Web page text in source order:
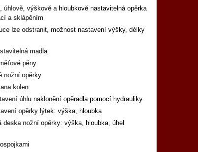
úhlově, výškově a hloubkově nastavitelná opěrka
a sklápěním
lze odstranit, možnost nastavení výšky, délky
madla
pěny
nožní opěrky
kolen
úhlu naklonění opěradla pomocí hydrauliky
opěrky lýtek: výška, hloubka
deska nožní opěrky: výška, hloubka, úhel